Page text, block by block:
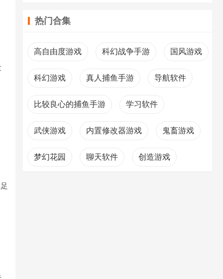
热门合集
高自由度游戏 科幻战争手游 国风游戏
科幻游戏 真人捕鱼手游 导航软件
比较良心的捕鱼手游 学习软件
武侠游戏 内置修改器游戏 鬼畜游戏
梦幻花园 聊天软件 创造游戏